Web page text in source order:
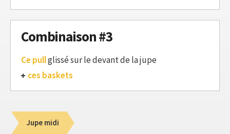
Combinaison #3
Ce pullglissé sur le devant de la jupe
ces baskets
Jupe midi